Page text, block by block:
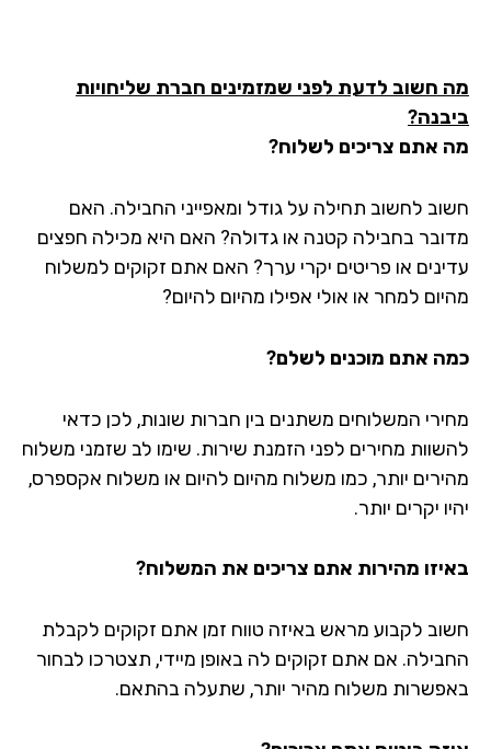
חשוב לדעת לפני שמזמינים חברת שליחויות
אתם צריכים לשלוח?
לחשוב תחילה על גודל ומאפייני החבילה. האם
בחבילה קטנה או גדולה? האם היא מכילה חפצים
או פריטים יקרי ערך? האם אתם זקוקים למשלוח
למחר או אולי אפילו מהיום להיום?
אתם מוכנים לשלם?
המשלוחים משתנים בין חברות שונות, לכן כדאי
מחירים לפני הזמנת שירות. שימו לב שזמני משלוח
יותר, כמו משלוח מהיום להיום או משלוח אקספרס,
יקרים יותר.
מהירות אתם צריכים את המשלוח?
לקבוע מראש באיזה טווח זמן אתם זקוקים לקבלת
אם אתם זקוקים לה באופן מיידי, תצטרכו לבחור
משלוח מהיר יותר, שתעלה בהתאם.